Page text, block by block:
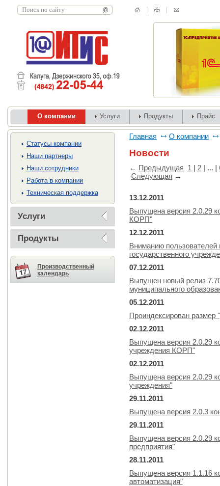
О компании Услуги Продукты Прайс
Cтатусы компании
Наши партнеры
Наши сотрудники
Работа в компании
Техническая поддержка
Услуги
Продукты
Производственный
календарь
Главная О компании
Новости
← Предыдущая 1 | 2 | ... |
Следующая →
13.12.2011
Выпущена версия 2.0.29
КОРП"
12.12.2011
Вниманию пользователей
государственного
07.12.2011
Выпущен новый релиз
муниципального
05.12.2011
Проиндексирован размер
02.12.2011
Выпущена версия 2.0.29
учреждения КОРП"
02.12.2011
Выпущена версия 2.0.29
учреждения"
29.11.2011
Выпущена версия 2.0.3
29.11.2011
Выпущена версия 2.0.29
предприятия"
28.11.2011
Выпущена версия 1.1.16
автоматизация"